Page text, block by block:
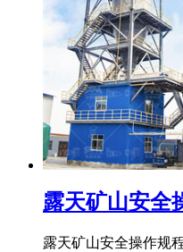
露天矿山安全
露天矿山安全操作规